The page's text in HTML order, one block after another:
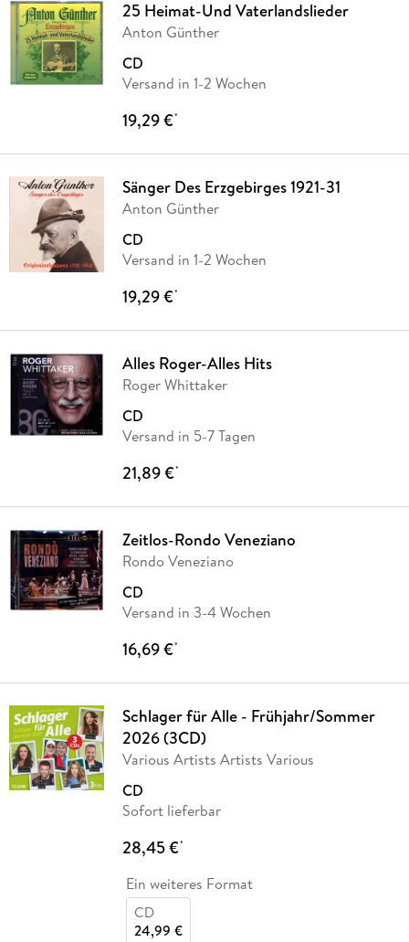
25 Heimat-Und Vaterlandslieder
Anton Günther
CD
Versand in 1-2 Wochen
19,29 €*
Sänger Des Erzgebirges 1921-31
Anton Günther
CD
Versand in 1-2 Wochen
19,29 €*
Alles Roger-Alles Hits
Roger Whittaker
CD
Versand in 5-7 Tagen
21,89 €*
Zeitlos-Rondo Veneziano
Rondo Veneziano
CD
Versand in 3-4 Wochen
16,69 €*
Schlager für Alle - Frühjahr/Sommer
2026 (3CD)
Various Artists Artists Various
CD
Sofort lieferbar
28,45 €*
Ein weiteres Format
CD
24,99 €